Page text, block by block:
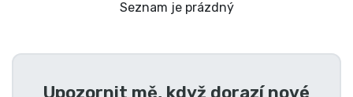
Seznam je prázdný